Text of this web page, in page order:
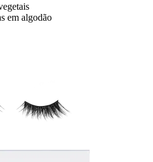
em algodão